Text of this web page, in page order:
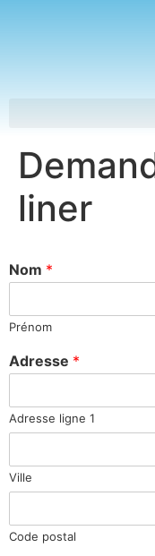
liner
Nom *
Prénom
Adresse *
Adresse ligne 1
Ville
Code postal